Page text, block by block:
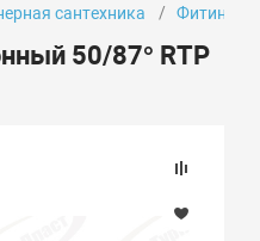
сантехника Фитинги
50/87° RTP